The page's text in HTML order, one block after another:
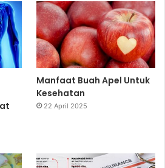
Manfaat Buah Apel Untuk
Kesehatan
22 April 2025